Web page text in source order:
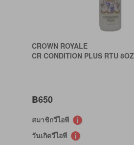
CROWN ROYALE
CR CONDITION PLUS RTU 8OZ
฿650
สมาชิกวีไอพี
วันเกิดวีไอพี